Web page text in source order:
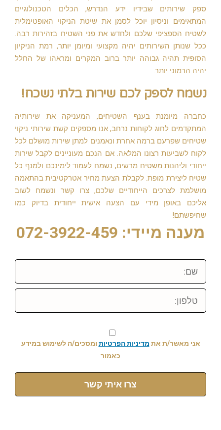
ספק שירותים שבידיו ידע הנדרש, הכלים הטכנולוגיים
המתאימים וניסיון יוכל לסמן את שיטת הניקוי האופטימלית
לשטיח הספציפי שלכם ולחדש את פני השטיח בזהירות רבה.
ככל שנותן השירותים יהיה מקצועי ומיומן יותר, רמת הניקיון
הסופית תהיה גבוהה יותר ברוב המקרים ומראהו של החלל
יהיה הרמוני יותר.
נשמח לספק לכם שירות בלתי נשכח!
כחברה מיומנת בענף השטיחים, המעניקה את שירותיה
המתקדמים לחוג לקוחות נרחב, אנו מספקים קשת שירותי ניקוי
שטיחים שפרעם ברמה אחרת ונאמנים למתן שירות מושלם לכל
לקוח לשביעות רצונו המלאה. אם הנכם מעוניינים לקבל שירות
ייחודי וליהנות משטיח מרשים, נשמח לעמוד לימינכם ולמנף כל
שטיח ליצירת מופת. לקבלת הצעת מחיר אטרקטיבית בהתאמה
מושלמת לצרכים הייחודיים שלכם, צרו קשר ונשמח לשוב
אליכם באופן מידי עם הצעה אישית ייחודית בדיוק כמו
שחיפשתם!
מענה מיידי: 072-3922-459
שם:
טלפון:
אני מאשר/ת את מדיניות הפרטיות ומסכים/ה לשימוש במידע
כאמור
צרו איתי קשר